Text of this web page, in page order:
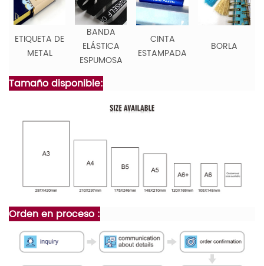
ETIQUETA DE
METAL
BANDA
ELÁSTICA
ESPUMOSA
CINTA
ESTAMPADA
BORLA
Tamaño disponible:
Orden en proceso :